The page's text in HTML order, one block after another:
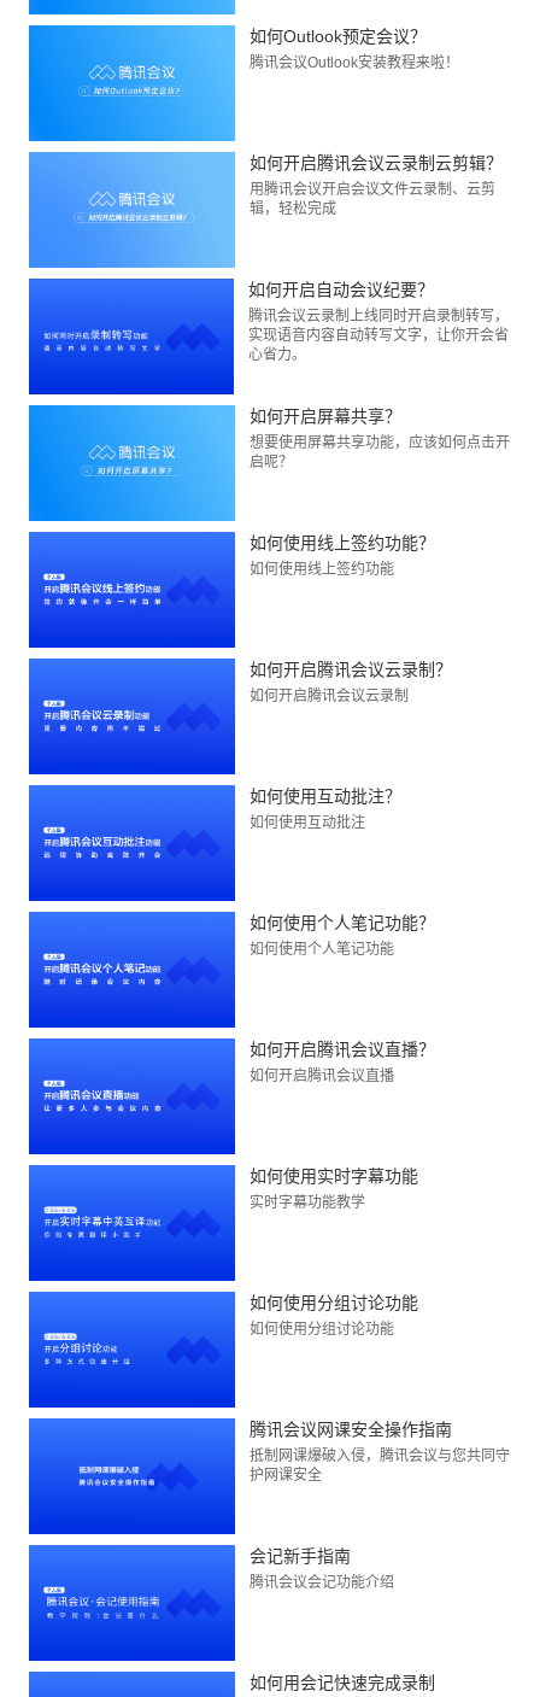
如何Outlook预定会议？
腾讯会议Outlook安装教程来啦！
如何开启腾讯会议云录制云剪辑？
用腾讯会议开启会议文件云录制、云剪
辑，轻松完成
如何开启自动会议纪要？
腾讯会议云录制上线同时开启录制转写，
实现语音内容自动转写文字，让你开会省
心省力。
如何开启屏幕共享？
想要使用屏幕共享功能，应该如何点击开
启呢？
如何使用线上签约功能？
如何使用线上签约功能
如何开启腾讯会议云录制？
如何开启腾讯会议云录制
如何使用互动批注？
如何使用互动批注
如何使用个人笔记功能？
如何使用个人笔记功能
如何开启腾讯会议直播？
如何开启腾讯会议直播
如何使用实时字幕功能
实时字幕功能教学
如何使用分组讨论功能
如何使用分组讨论功能
腾讯会议网课安全操作指南
抵制网课爆破入侵，腾讯会议与您共同守
护网课安全
会记新手指南
腾讯会议会记功能介绍
如何用会记快速完成录制